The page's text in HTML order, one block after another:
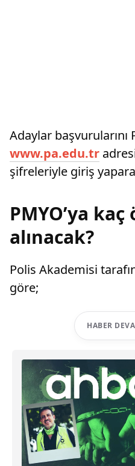
Adaylar başvurularını
www.pa.edu.tr
şifreleriyle giriş
PMYO’ya
alınacak?
Polis Akademisi
göre;
HABER